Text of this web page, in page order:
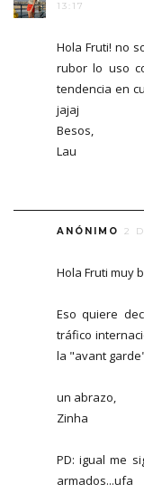
13:17
Hola Fruti! no
rubor lo uso
tendencia en
jajaj
Besos,
Lau
ANÓNIMO 2
Hola Fruti muy
Eso quiere
tráfico
la "avant
un abrazo,
Zinha
PD: igual me
armados...ufa